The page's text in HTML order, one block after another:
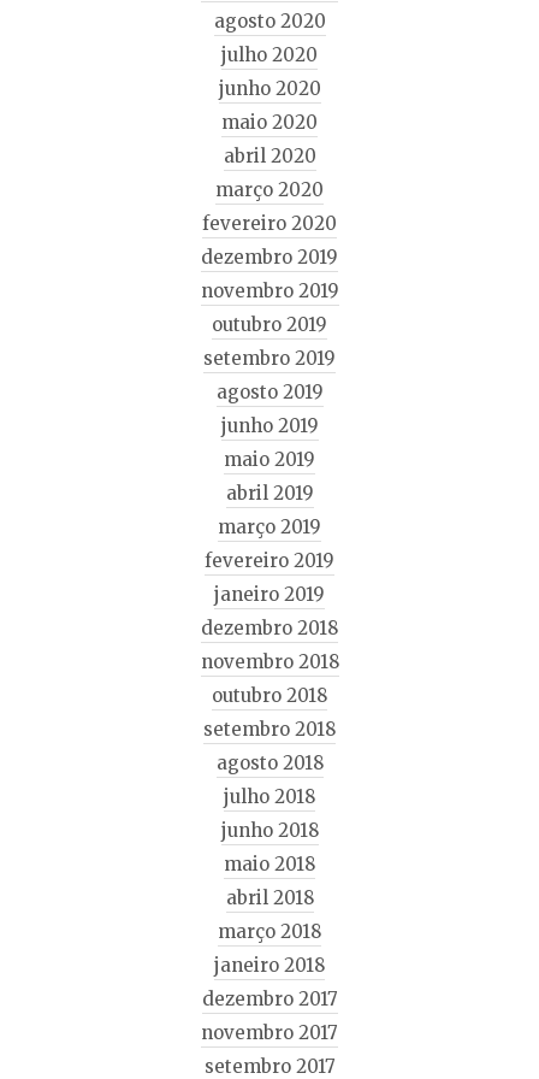
agosto 2020
julho 2020
junho 2020
maio 2020
abril 2020
março 2020
fevereiro 2020
dezembro 2019
novembro 2019
outubro 2019
setembro 2019
agosto 2019
junho 2019
maio 2019
abril 2019
março 2019
fevereiro 2019
janeiro 2019
dezembro 2018
novembro 2018
outubro 2018
setembro 2018
agosto 2018
julho 2018
junho 2018
maio 2018
abril 2018
março 2018
janeiro 2018
dezembro 2017
novembro 2017
setembro 2017